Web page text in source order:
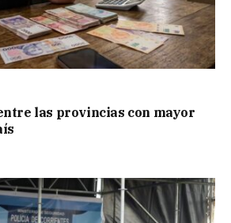
las provincias con mayor